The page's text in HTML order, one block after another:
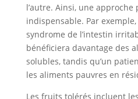
l’autre. Ainsi, une
indispensable. Par
syndrome de l’intestin
bénéficiera davantage des
solubles, tandis qu’un
les aliments pauvres en
Les fruits tolérés incluent